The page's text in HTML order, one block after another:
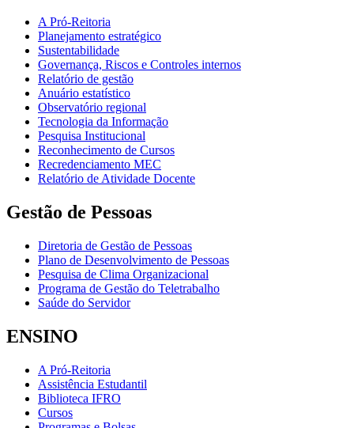
A Pró-Reitoria
Planejamento estratégico
Sustentabilidade
Governança, Riscos e Controles internos
Relatório de gestão
Anuário estatístico
Observatório regional
Tecnologia da Informação
Pesquisa Institucional
Reconhecimento de Cursos
Recredenciamento MEC
Relatório de Atividade Docente
Gestão de Pessoas
Diretoria de Gestão de Pessoas
Plano de Desenvolvimento de Pessoas
Pesquisa de Clima Organizacional
Programa de Gestão do Teletrabalho
Saúde do Servidor
ENSINO
A Pró-Reitoria
Assistência Estudantil
Biblioteca IFRO
Cursos